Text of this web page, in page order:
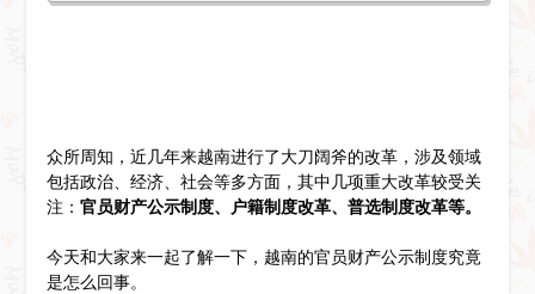
众所周知，近几年来越南进行了大刀阔斧的改革，涉及领域
包括政治、经济、社会等多方面，其中几项重大改革较受关
注： 官员财产公示制度、户籍制度改革、普选制度改革等。
今天和大家来一起了解一下，越南的官员财产公示制度究竟
是怎么回事。